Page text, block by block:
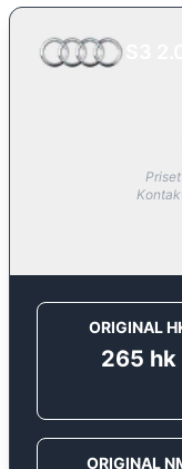
ORIGINAL
265 hk
ORIGINAL